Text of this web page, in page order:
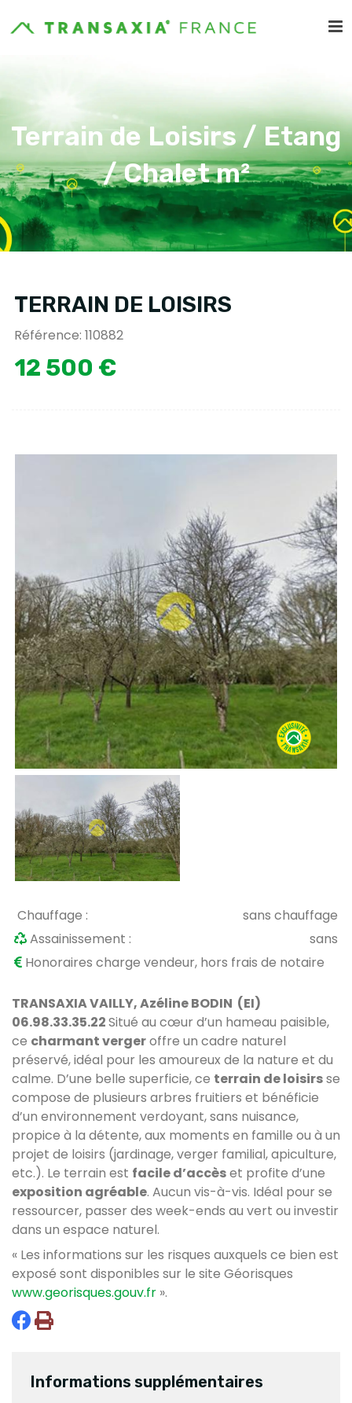
Terrain de Loisirs / Etang
/ Chalet m²
TERRAIN DE LOISIRS
Référence: 110882
12 500 €
Chauffage :
sans chauffage
Assainissement :
sans
Honoraires charge vendeur, hors frais de notaire
TRANSAXIA VAILLY,AzélineBODIN (EI)
06.98.33.35.22Situé au cœur d’un hameau paisible,
ce charmant vergeroffre un cadre naturel
préservé, idéal pour les amoureux de la nature et du
calme. D’une belle superficie, ce terrain de loisirsse
compose de plusieurs arbres fruitiers et bénéficie
d’un environnement verdoyant, sans nuisance,
propice à la détente, aux moments en famille ou à un
projet de loisirs (jardinage, verger familial, apiculture,
etc.). Le terrain est facile d’accèset profite d’une
exposition agréable. Aucun vis-à-vis. Idéal pour se
ressourcer, passer des week-ends au vert ou investir
dans un espace naturel.
« Les informations sur les risques auxquels ce bien est
exposé sont disponibles sur le site Géorisques
www.georisques.gouv.fr ».
Informations supplémentaires